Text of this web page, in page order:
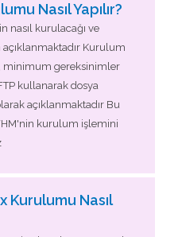
Nasıl Yapılır?
nasıl kurulacağı ve
açıklanmaktadır Kurulum
minimum gereksinimler
kullanarak dosya
açıklanmaktadır Bu
kurulum işlemini
Kurulumu Nasıl